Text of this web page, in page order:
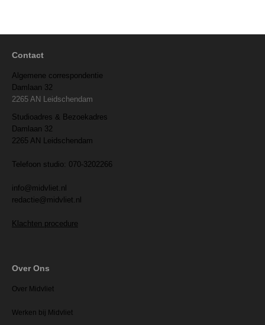
Contact
Algemene correspondentie
Damlaan 32
2265 AN Leidschendam
Studioadres & Bezoekadres
Damlaan 32
2265 AN Leidschendam
Telefoon studio: 070-3202266
info@midvliet.nl
redactie@midvliet.nl
Klachten procedure
Over Ons
Over Midvliet
Werken bij Midvliet